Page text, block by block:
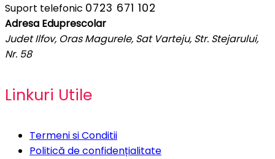
Suport telefonic 0723 671 102
Adresa Eduprescolar
Judet Ilfov, Oras Magurele, Sat Varteju, Str. Stejarului,
Nr. 58
Linkuri Utile
Termeni si Conditii
Politică de confidențialitate